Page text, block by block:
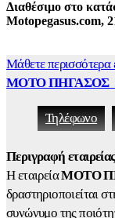
Διαθέσιμο στο
Motopegasus.com,
Μάθετε
ΜΟΤΟ ΠΗΓΑΣΟΣ
Τηλέφωνο
Περιγραφή εταιρείας
Η εταιρείαΜΟΤΟ
δραστηριοποιείται
συνώνυμο της